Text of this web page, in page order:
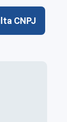
CNPJ